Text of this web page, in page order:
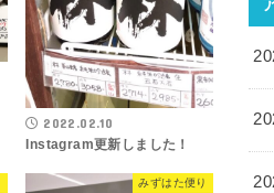
2022.02.10
Instagram更新しました！
みずはた便り